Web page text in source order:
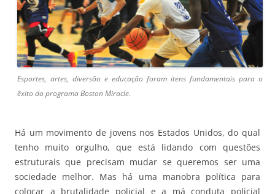
Esportes, artes, diversão e educação foram itens fundamentais para o
êxito do programa Boston Miracle.
Há um movimento de jovens nos Estados Unidos, do qual
tenho muito orgulho, que está lidando com questões
estruturais que precisam mudar se queremos ser uma
sociedade melhor. Mas há uma manobra política para
colocar a brutalidade policial e a má conduta policial